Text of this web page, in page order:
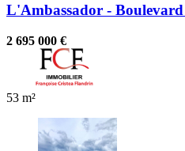
L'Ambassador -
2 695 000 €
53 m²